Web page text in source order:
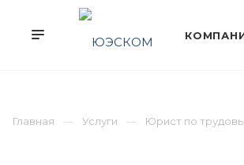
Главная Услуги Юрист по